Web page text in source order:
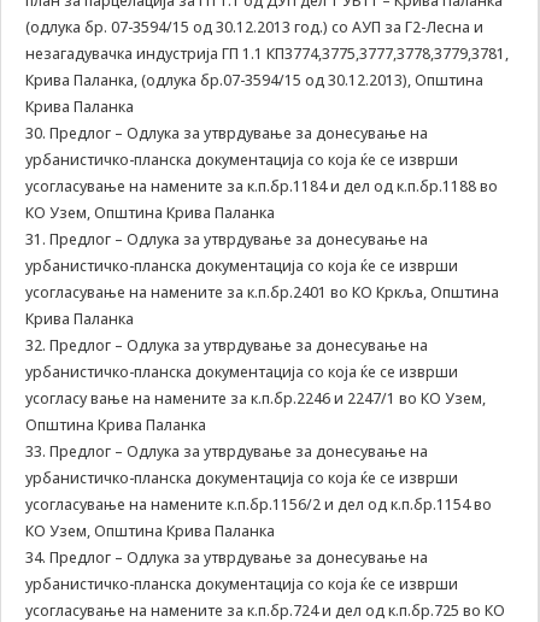
(одлука бр. 07-3594/15 од 30.12.2013 год.) со АУП за Г2-Лесна и
незагадувачка индустрија ГП 1.1 КП3774,3775,3777,3778,3779,3781,
Крива Паланка, (одлука бр.07-3594/15 од 30.12.2013), Општина
Крива Паланка
30. Предлог – Одлука за утврдување за донесување на
урбанистичко-планска документација со која ќе се изврши
усогласување на намените за к.п.бр.1184 и дел од к.п.бр.1188 во
КО Узем, Општина Крива Паланка
31. Предлог – Одлука за утврдување за донесување на
урбанистичко-планска документација со која ќе се изврши
усогласување на намените за к.п.бр.2401 во КО Кркља, Општина
Крива Паланка
32. Предлог – Одлука за утврдување за донесување на
урбанистичко-планска документација со која ќе се изврши
усогласу вање на намените за к.п.бр.2246 и 2247/1 во КО Узем,
Општина Крива Паланка
33. Предлог – Одлука за утврдување за донесување на
урбанистичко-планска документација со која ќе се изврши
усогласување на намените к.п.бр.1156/2 и дел од к.п.бр.1154 во
КО Узем, Општина Крива Паланка
34. Предлог – Одлука за утврдување за донесување на
урбанистичко-планска документација со која ќе се изврши
усогласување на намените за к.п.бр.724 и дел од к.п.бр.725 во КО
behavior as
you visit our
site, you
increase the
seeing
personalized
content and
offers.